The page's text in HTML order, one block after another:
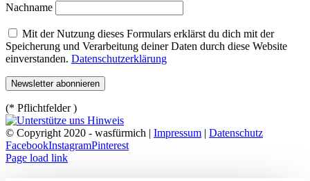
Nachname
Mit der Nutzung dieses Formulars erklärst du dich mit der
Speicherung und Verarbeitung deiner Daten durch diese Website
einverstanden. Datenschutzerklärung
(* Pflichtfelder )
© Copyright 2020 - wasfürmich | Impressum | Datenschutz
FacebookInstagramPinterest
Page load link